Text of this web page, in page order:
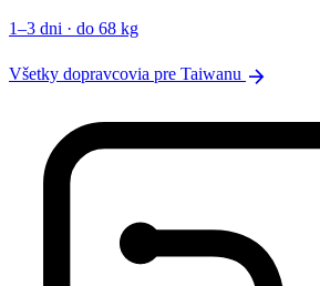
1–3 dni · do 68 kg
Všetky dopravcovia pre Taiwanu arrow_forward